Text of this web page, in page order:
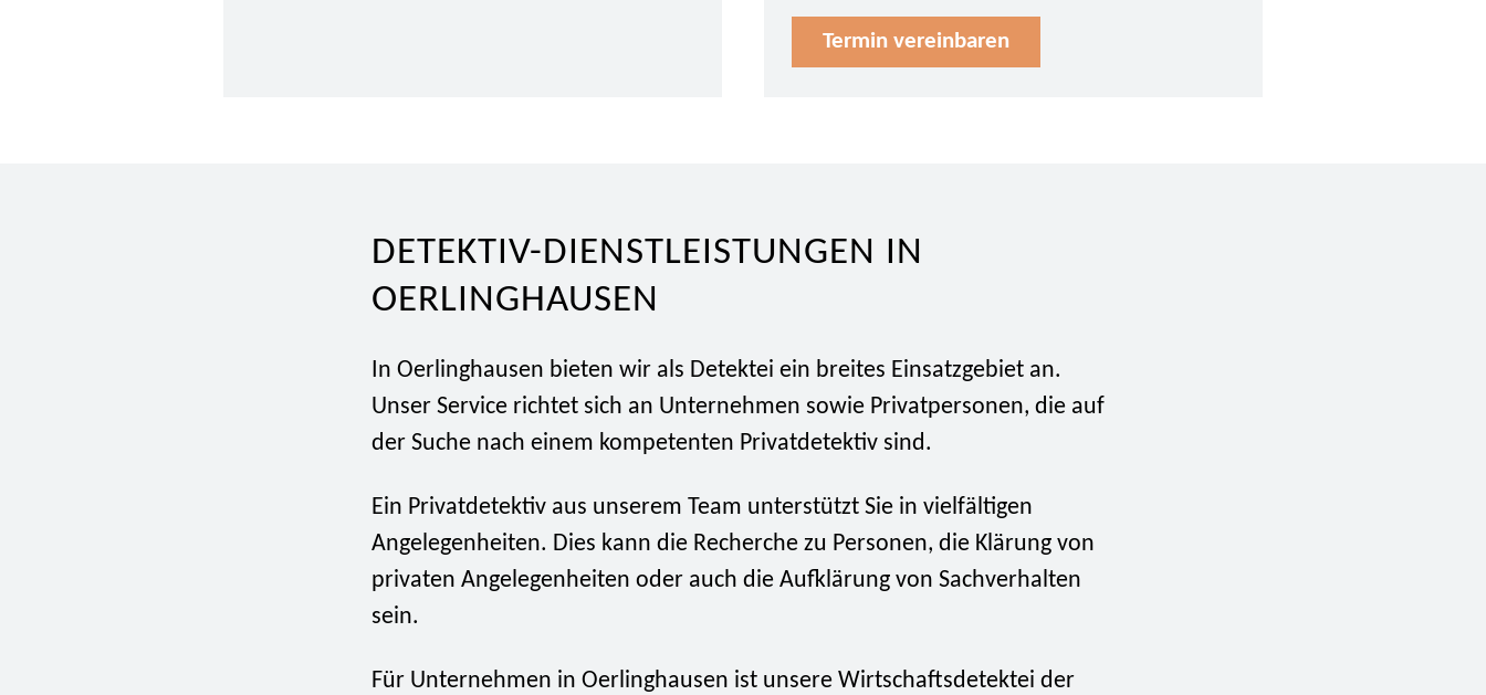
Termin vereinbaren
DETEKTIV-DIENSTLEISTUNGEN IN
OERLINGHAUSEN
In Oerlinghausen bieten wir als Detektei ein breites Einsatzgebiet an.
Unser Service richtet sich an Unternehmen sowie Privatpersonen, die auf
der Suche nach einem kompetenten Privatdetektiv sind.
Ein Privatdetektiv aus unserem Team unterstützt Sie in vielfältigen
Angelegenheiten. Dies kann die Recherche zu Personen, die Klärung von
privaten Angelegenheiten oder auch die Aufklärung von Sachverhalten
sein.
Für Unternehmen in Oerlinghausen ist unsere Wirtschaftsdetektei der